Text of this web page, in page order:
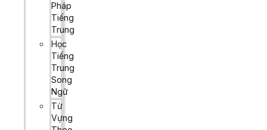
Pháp
Tiếng
Trung
Học
Tiếng
Trung
Song
Ngữ
Từ
Vựng